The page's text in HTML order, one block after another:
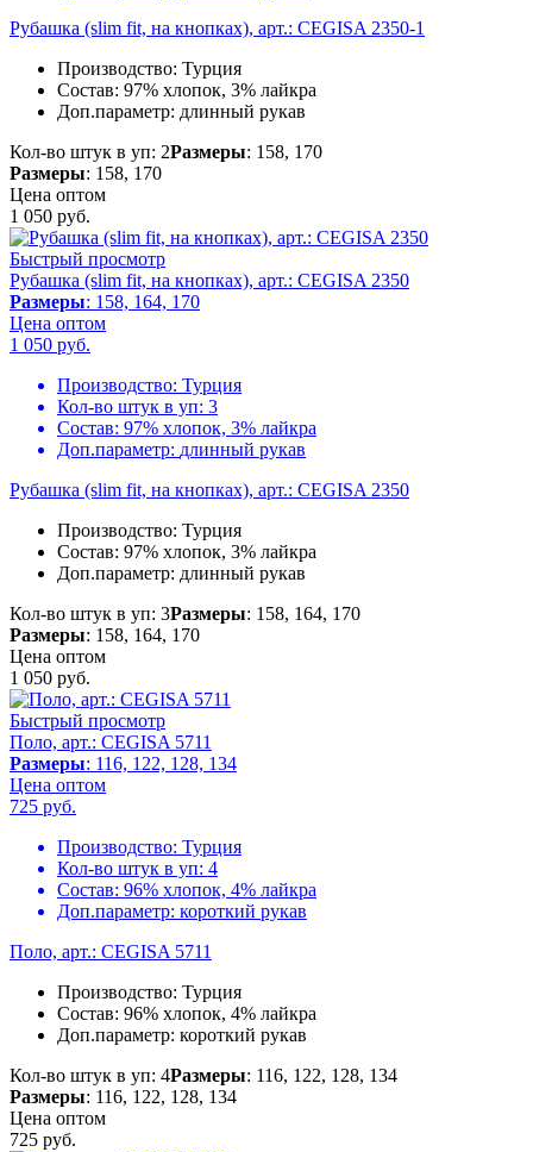
Рубашка (slim fit, на кнопках), арт.: CEGISA 2350-1
Производство: Турция
Состав: 97% хлопок, 3% лайкра
Доп.параметр: длинный рукав
Кол-во штук в уп: 2Размеры: 158, 170
Размеры: 158, 170
Цена оптом
1 050 руб.
Быстрый просмотр
Рубашка (slim fit, на кнопках), арт.: CEGISA 2350
Размеры: 158, 164, 170
Цена оптом
1 050 руб.
Производство: Турция
Кол-во штук в уп: 3
Состав: 97% хлопок, 3% лайкра
Доп.параметр: длинный рукав
Рубашка (slim fit, на кнопках), арт.: CEGISA 2350
Производство: Турция
Состав: 97% хлопок, 3% лайкра
Доп.параметр: длинный рукав
Кол-во штук в уп: 3Размеры: 158, 164, 170
Размеры: 158, 164, 170
Цена оптом
1 050 руб.
Быстрый просмотр
Поло, арт.: CEGISA 5711
Размеры: 116, 122, 128, 134
Цена оптом
725 руб.
Производство: Турция
Кол-во штук в уп: 4
Состав: 96% хлопок, 4% лайкра
Доп.параметр: короткий рукав
Поло, арт.: CEGISA 5711
Производство: Турция
Состав: 96% хлопок, 4% лайкра
Доп.параметр: короткий рукав
Кол-во штук в уп: 4Размеры: 116, 122, 128, 134
Размеры: 116, 122, 128, 134
Цена оптом
725 руб.